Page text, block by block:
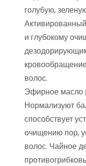
голубую,
и глубокому
волос.
Эфирное масло
Нормализуют
способствует
очищению пор,
волос. Чайное